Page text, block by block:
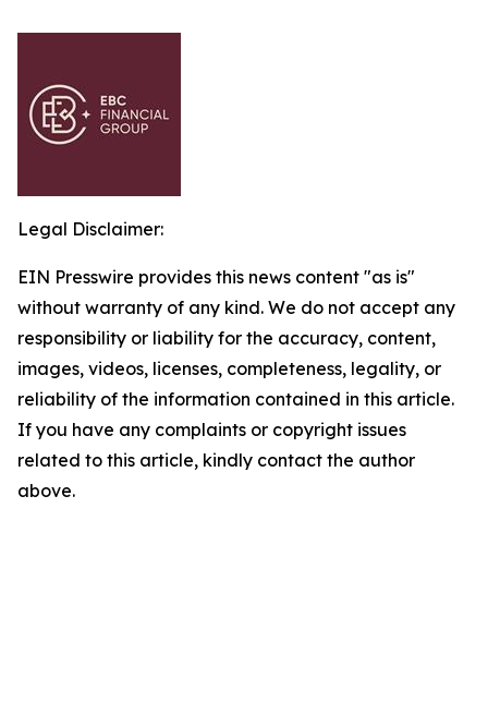
Legal Disclaimer:
EIN Presswire provides this news content "as is"
without warranty of any kind. We do not accept any
responsibility or liability for the accuracy, content,
images, videos, licenses, completeness, legality, or
reliability of the information contained in this article.
If you have any complaints or copyright issues
related to this article, kindly contact the author
above.